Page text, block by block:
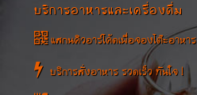
บริการอาหารและเครื่องดื่ม
แสกนคิวอาร์โค้ดเพื่อจองโต๊ะอาหาร
บริการสั่งอาหาร รวดเร็ว ทันใจ !